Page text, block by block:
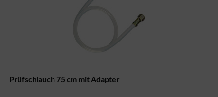
Prüfschlauch 75 cm mit Adapter